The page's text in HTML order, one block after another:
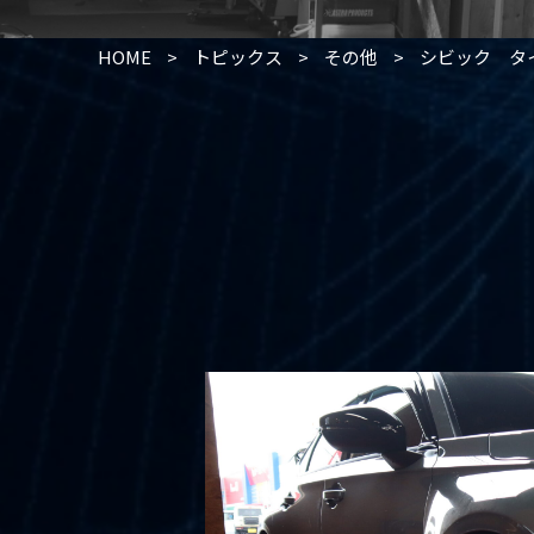
HOME > トピックス > その他 > シビック タ